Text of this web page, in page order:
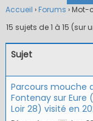
Accueil › Forums ›Mot-
15 sujets de 1 à 15 (sur
Sujet
Parcours mouche
Fontenay sur Eure
Loir 28) visité en